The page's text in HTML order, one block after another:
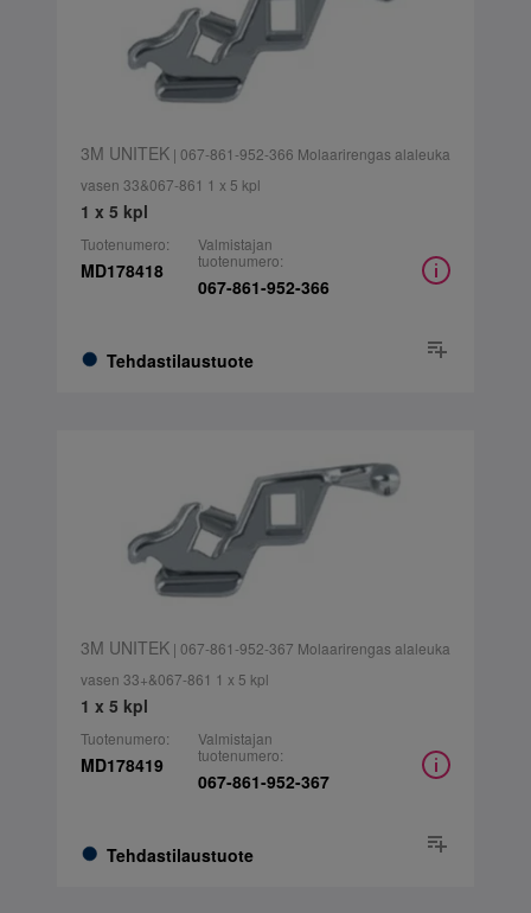
3M UNITEK| 067-861-952-366 Molaarirengas alaleuka
vasen 33&067-861 1 x 5 kpl
1 x 5 kpl
Tuotenumero:
MD178418
Tehdastilaustuote
Valmistajan
tuotenumero:
067-861-952-366
3M UNITEK| 067-861-952-367 Molaarirengas alaleuka
vasen 33+&067-861 1 x 5 kpl
1 x 5 kpl
Tuotenumero:
MD178419
Tehdastilaustuote
Valmistajan
tuotenumero:
067-861-952-367